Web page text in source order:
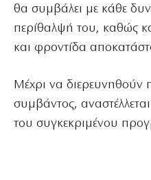
θα συμβάλει με κάθε
περίθαλψή του, καθώς
και φροντίδα
Μέχρι να διερευνηθούν
συμβάντος,
του συγκεκριμένου